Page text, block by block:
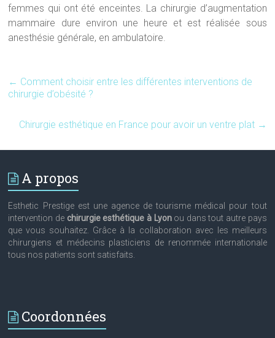
femmes qui ont été enceintes. La chirurgie d’augmentation
mammaire dure environ une heure et est réalisée sous
anesthésie générale, en ambulatoire.
← Comment choisir entre les différentes interventions de
chirurgie d’obésité ?
Chirurgie esthétique en France pour avoir un ventre plat →
A propos
Esthetic Prestige est une agence de tourisme médical pour tout
intervention de chirurgie esthétique à Lyonou dans tout autre pays
que vous souhaitez. Grâce à la collaboration avec les meilleurs
chirurgiens et médecins plasticiens de renommée internationale
tous nos patients sont satisfaits.
Coordonnées